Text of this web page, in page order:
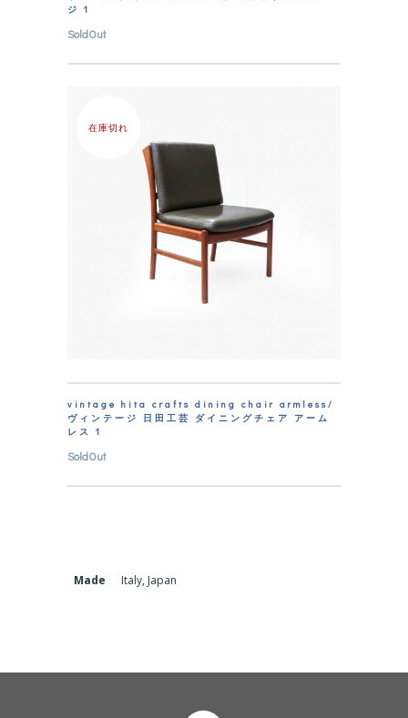
ジ 1
SoldOut
在庫切れ
vintage hita crafts dining chair armless/
ヴィンテージ 日田工芸 ダイニングチェア アーム
レス 1
SoldOut
Made Italy, Japan